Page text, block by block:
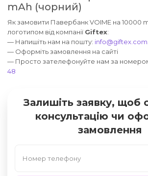
mAh (чорний)
Як замовити Павербанк VOIME на 10000
логотипом від компанії Giftex:
— Напишіть нам на пошту:
— Оформіть замовлення на сайті
— Просто зателефонуйте нам за
48
Залишіть заявку, щоб
консультацію чи
замовлення